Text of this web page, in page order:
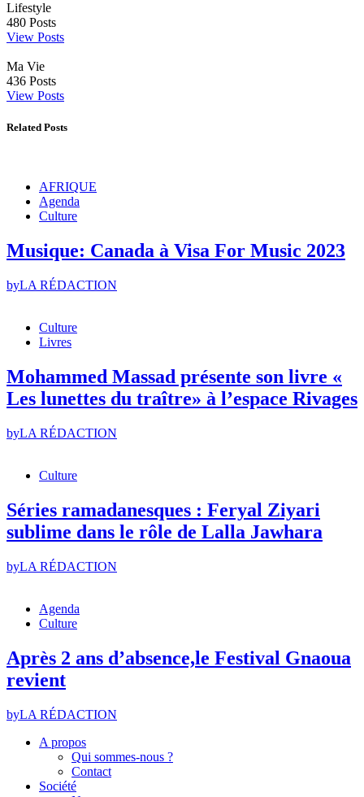
Lifestyle
480 Posts
View Posts
Ma Vie
436 Posts
View Posts
Related Posts
AFRIQUE
Agenda
Culture
Musique: Canada à Visa For Music 2023
byLA RÉDACTION
Culture
Livres
Mohammed Massad présente son livre «
Les lunettes du traître» à l’espace Rivages
byLA RÉDACTION
Culture
Séries ramadanesques : Feryal Ziyari
sublime dans le rôle de Lalla Jawhara
byLA RÉDACTION
Agenda
Culture
Après 2 ans d’absence,le Festival Gnaoua
revient
byLA RÉDACTION
A propos
Qui sommes-nous ?
Contact
Société